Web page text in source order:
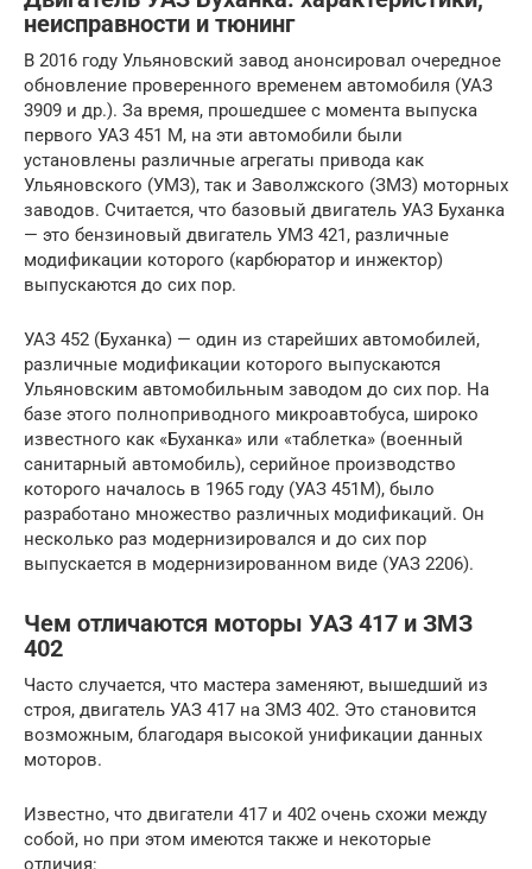
неисправности и тюнинг
В 2016 году Ульяновский завод анонсировал очередное
обновление проверенного временем автомобиля (УАЗ
3909 и др.). За время, прошедшее с момента выпуска
первого УАЗ 451 М, на эти автомобили были
установлены различные агрегаты привода как
Ульяновского (УМЗ), так и Заволжского (ЗМЗ) моторных
заводов. Считается, что базовый двигатель УАЗ Буханка
— это бензиновый двигатель УМЗ 421, различные
модификации которого (карбюратор и инжектор)
выпускаются до сих пор.
УАЗ 452 (Буханка) — один из старейших автомобилей,
различные модификации которого выпускаются
Ульяновским автомобильным заводом до сих пор. На
базе этого полноприводного микроавтобуса, широко
известного как «Буханка» или «таблетка» (военный
санитарный автомобиль), серийное производство
которого началось в 1965 году (УАЗ 451М), было
разработано множество различных модификаций. Он
несколько раз модернизировался и до сих пор
выпускается в модернизированном виде (УАЗ 2206).
Чем отличаются моторы УАЗ 417 и ЗМЗ
402
Часто случается, что мастера заменяют, вышедший из
строя, двигатель УАЗ 417 на ЗМЗ 402. Это становится
возможным, благодаря высокой унификации данных
моторов.
Известно, что двигатели 417 и 402 очень схожи между
собой, но при этом имеются также и некоторые
отличия: